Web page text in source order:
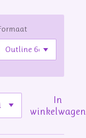
In
winkelwagen